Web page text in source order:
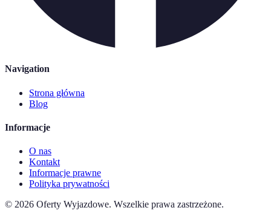
Navigation
Strona główna
Blog
Informacje
O nas
Kontakt
Informacje prawne
Polityka prywatności
© 2026 Oferty Wyjazdowe. Wszelkie prawa zastrzeżone.